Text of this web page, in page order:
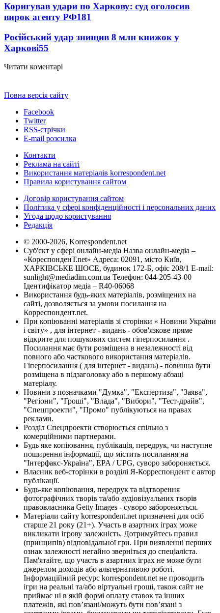
Коригував удари по Харкову: суд оголосив
вирок агенту РФ181
Російський удар знищив 8 млн книжок у
Харкові55
Читати коментарі
Повна версія сайту
Facebook
Twitter
RSS-стрічки
E-mail розсилка
Контакти
Реклама на сайті
Використання матеріалів korrespondent.net
Правила користування сайтом
Договір користування сайтом
Політика у сфері конфіденційності і персональних даних
Угода щодо користування
Редакція
© 2000-2026, Korrespondent.net
Суб'єкт у сфері онлайн-медіа Назва онлайн-медіа –
«КореспонденТ.net» Адреса: 02091, місто Київ,
ХАРКІВСЬКЕ ШОСЕ, будинок 172-Б, офіс 208/1 E-mail:
sunlight@mediadim.com.ua Телефон: 044-205-43-00
Ідентифікатор медіа – R40-06068
Використання будь-яких матеріалів, розміщених на
сайті, дозволяється за умови посилання на
Корреспондент.net.
При копіюванні матеріалів зі сторінки « Новини України
і світу» , для інтернет - видань - обов'язкове пряме
відкрите для пошукових систем гіперпосилання .
Посилання має бути розміщена в незалежності від
повного або часткового використання матеріалів.
Гіперпосилання ( для інтернет - видань) - повинна бути
розміщена в підзаголовку або в першому абзаці
матеріалу.
Новини з позначками "Думка", "Експертиза", "Заява",
"Регіони", "Гроші", "Влада", "Вибори", "Тест-драйв",
"Спецпроекти", "Промо" публікуються на правах
реклами.
Розділ Спецпроекти створюється спільно з
комерційними партнерами.
Будь яке копіювання, публікація, передрук, чи наступне
поширення інформації, що містить посилання на
"Інтерфакс-Україна", EPA / UPG, суворо забороняється.
Власник веб-сторінки в розділі Я-Корреспондент є автор
публікації.
Будь-яке копіювання, передрук та відтворення
фотографічних творів та/або аудіовізуальних творів
правовласника Getty Images - суворо забороняється.
Матеріали сайту korrespondent.net призначені для осіб
старше 21 року (21+). Участь в азартних іграх може
викликати ігрову залежність. Дотримуйтесь правил
(принципів) відповідальної гри. При виявленні перших
ознак залежності негайно зверніться до спеціаліста.
Пам'ятайте, що участь в азартних іграх не може бути
джерелом доходів або альтернативою роботі.
Інформаційний ресурс korrespondent.net не проводить
ігри на реальні та/або віртуальні гроші, також сайт не
приймає ні в якій формі оплату ставок та інших
платежів, які пов’язані/можуть бути пов’язані з